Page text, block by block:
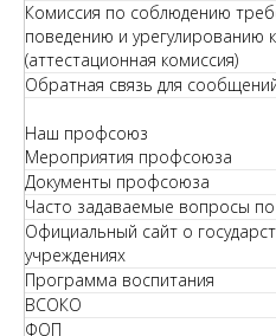
Комиссия по соблюдению
поведению и урегулированию
(аттестационная комиссия)
Обратная связь для
Наш профсоюз
Мероприятия профсоюза
Документы профсоюза
Часто задаваемые вопросы
Официальный сайт о
учреждениях
Программа воспитания
ВСОКО
ФОП